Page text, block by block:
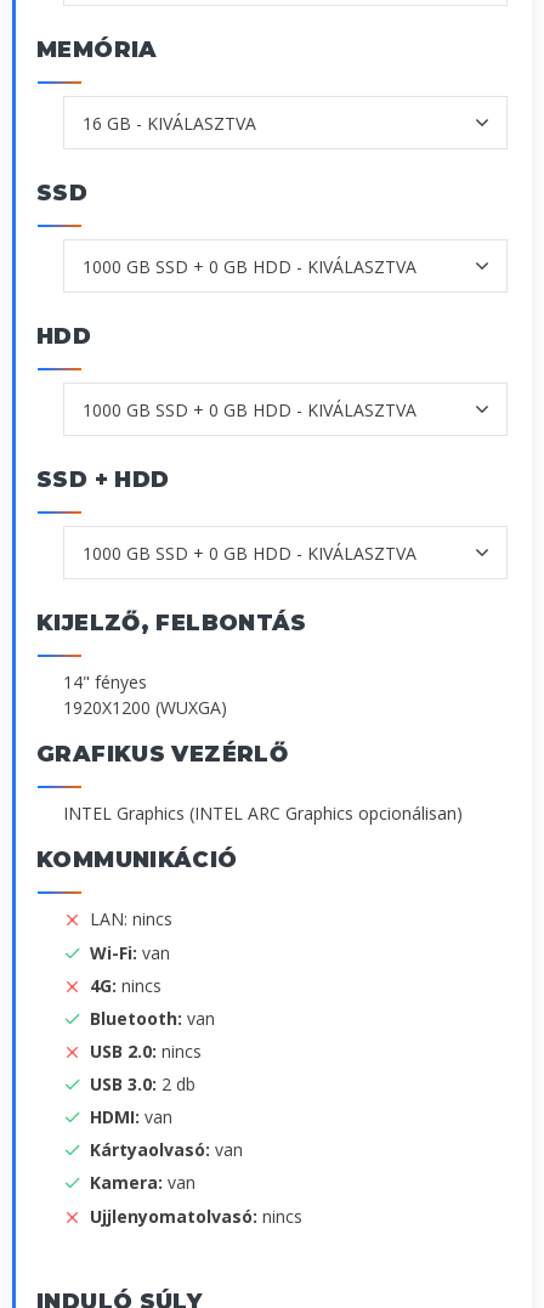
MEMÓRIA
SSD
HDD
SSD + HDD
KIJELZŐ, FELBONTÁS
14" fényes
1920X1200 (WUXGA)
GRAFIKUS VEZÉRLŐ
INTEL Graphics (INTEL ARC Graphics opcionálisan)
KOMMUNIKÁCIÓ
LAN: nincs
Wi-Fi: van
4G: nincs
Bluetooth: van
USB 2.0: nincs
USB 3.0: 2 db
HDMI: van
Kártyaolvasó: van
Kamera: van
Ujjlenyomatolvasó: nincs
INDULÓ SÚLY